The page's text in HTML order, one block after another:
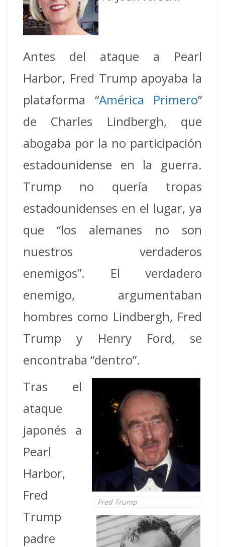
Antes del ataque a Pearl
Harbor, Fred Trump apoyaba la
plataforma “América Primero”
de Charles Lindbergh, que
abogaba por la no participación
estadounidense en la guerra.
Trump no quería tropas
estadounidenses en el lugar, ya
que “los alemanes no son
nuestros verdaderos
enemigos”. El verdadero
enemigo, argumentaban
hombres como Lindbergh, Fred
Trump y Henry Ford, se
encontraba “dentro”.
Fred Trump
Tras el
ataque
japonés a
Pearl
Harbor,
Fred
Trump
padre